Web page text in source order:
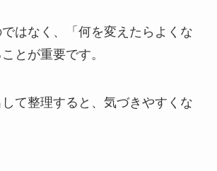
はなく、「何を変えたらよくな
とが重要です。
て整理すると、気づきやすくな